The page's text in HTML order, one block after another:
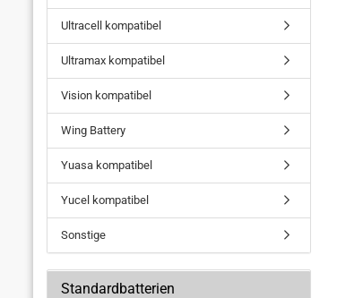
Ultracell kompatibel
Ultramax kompatibel
Vision kompatibel
Wing Battery
Yuasa kompatibel
Yucel kompatibel
Sonstige
Standardbatterien